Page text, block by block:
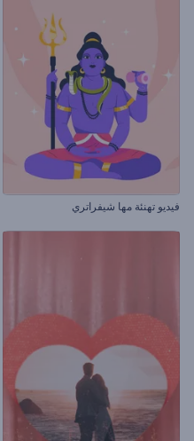
فيديو تهنئة مها شيفراتري